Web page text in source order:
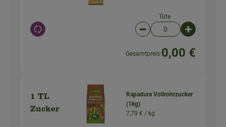
Auswahl ändern
Tüte
Artikelanzahl
Gesamtpreis:0,00 €
1 TL
Zucker
Rapadura Vollrohrzucker
(1kg)
7,79 € / kg